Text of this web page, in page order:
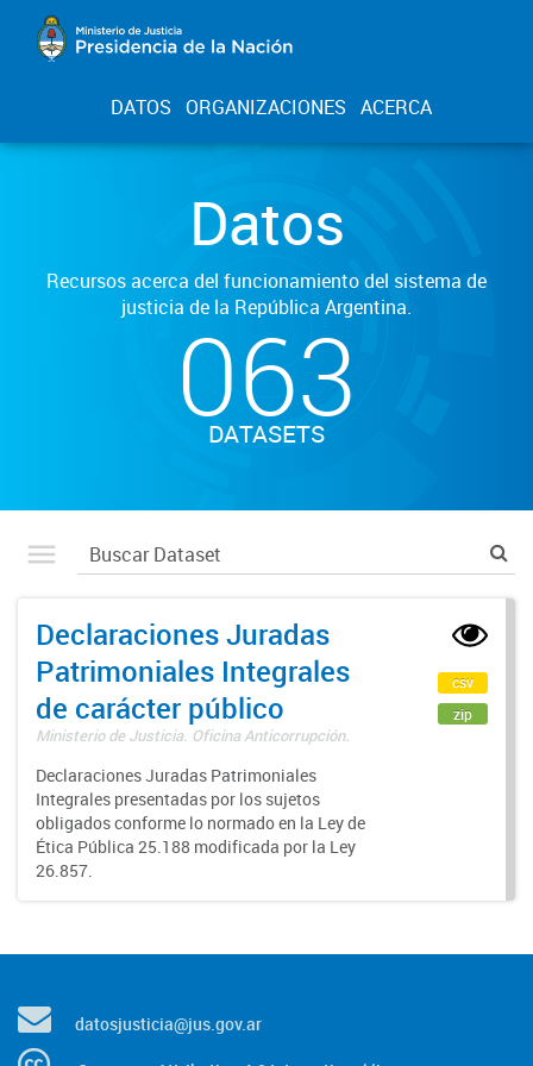
DATOS ORGANIZACIONES ACERCA
Datos
Recursos acerca del funcionamiento del sistema de
justicia de la República Argentina.
063
DATASETS
Declaraciones Juradas
Patrimoniales Integrales
de carácter público
Ministerio de Justicia. Oficina Anticorrupción.
Declaraciones Juradas Patrimoniales
Integrales presentadas por los sujetos
obligados conforme lo normado en la Ley de
Ética Pública 25.188 modificada por la Ley
26.857.
csv
zip
datosjusticia@jus.gov.ar